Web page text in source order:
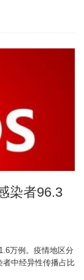
染者96.3
万例。疫情地区分
者中经异性传播占比